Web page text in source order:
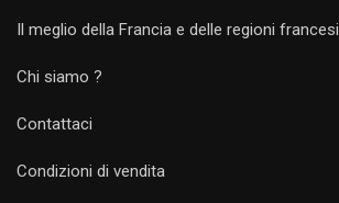
Il meglio della Francia e delle regioni francesi
Chi siamo ?
Contattaci
Condizioni di vendita